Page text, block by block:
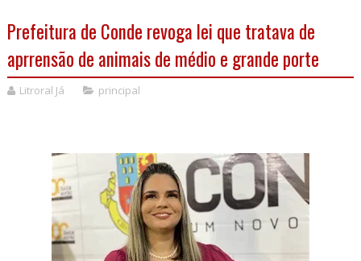
Prefeitura de Conde revoga lei que tratava de
aprrensão de animais de médio e grande porte
Litroral Já principal